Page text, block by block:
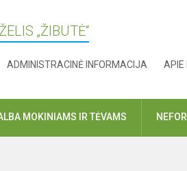
„ŽIBUTĖ“
ADMINISTRACINĖ INFORMACIJA APIE
MOKINIAMS IR TĖVAMS